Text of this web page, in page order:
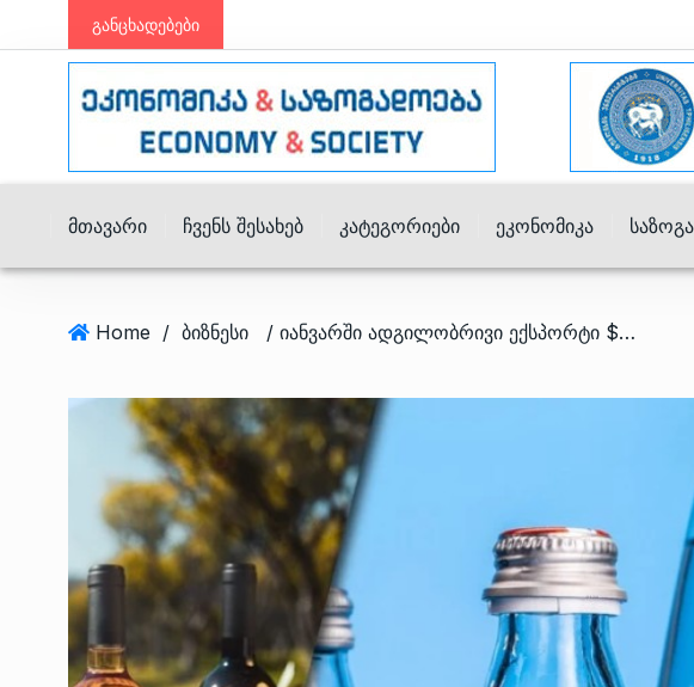
განცხადებები
Მთავარი Ჩვენს Შესახებ Კატეგორიები Ეკონომიკა
Home / ბიზნესი / იანვარში ადგილობრივი ექსპორტი $186.3 მილიონამდე გაიზარდა – სად/რა გავყიდეთ?